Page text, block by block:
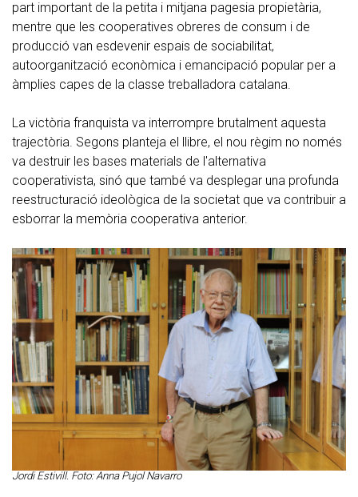
part important de la petita i mitjana pagesia propietària,
mentre que les cooperatives obreres de consum i de
producció van esdevenir espais de sociabilitat,
autoorganització econòmica i emancipació popular per a
àmplies capes de la classe treballadora catalana.
La victòria franquista va interrompre brutalment aquesta
trajectòria. Segons planteja el llibre, el nou règim no només
va destruir les bases materials de l'alternativa
cooperativista, sinó que també va desplegar una profunda
reestructuració ideològica de la societat que va contribuir a
esborrar la memòria cooperativa anterior.
Jordi Estivill. Foto: Anna Pujol Navarro